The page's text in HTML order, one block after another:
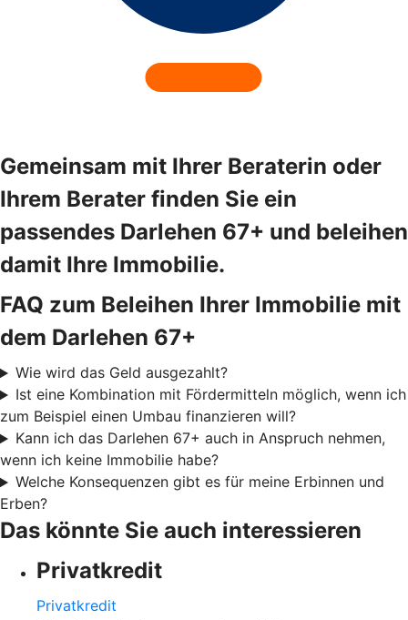
Gemeinsam mit Ihrer Beraterin oder
Ihrem Berater finden Sie ein
passendes Darlehen 67+ und beleihen
damit Ihre Immobilie.
FAQ zum Beleihen Ihrer Immobilie mit
dem Darlehen 67+
Wie wird das Geld ausgezahlt?
Ist eine Kombination mit Fördermitteln möglich, wenn ich
zum Beispiel einen Umbau finanzieren will?
Kann ich das Darlehen 67+ auch in Anspruch nehmen,
wenn ich keine Immobilie habe?
Welche Konsequenzen gibt es für meine Erbinnen und
Erben?
Das könnte Sie auch interessieren
Privatkredit
Privatkredit